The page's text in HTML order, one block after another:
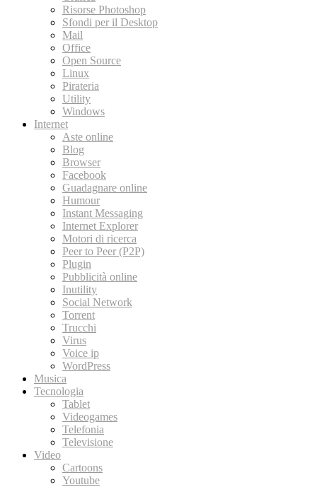
Risorse Photoshop
Sfondi per il Desktop
Mail
Office
Open Source
Linux
Pirateria
Utility
Windows
Internet
Aste online
Blog
Browser
Facebook
Guadagnare online
Humour
Instant Messaging
Internet Explorer
Motori di ricerca
Peer to Peer (P2P)
Plugin
Pubblicità online
Inutility
Social Network
Torrent
Trucchi
Virus
Voice ip
WordPress
Musica
Tecnologia
Tablet
Videogames
Telefonia
Televisione
Video
Cartoons
Youtube